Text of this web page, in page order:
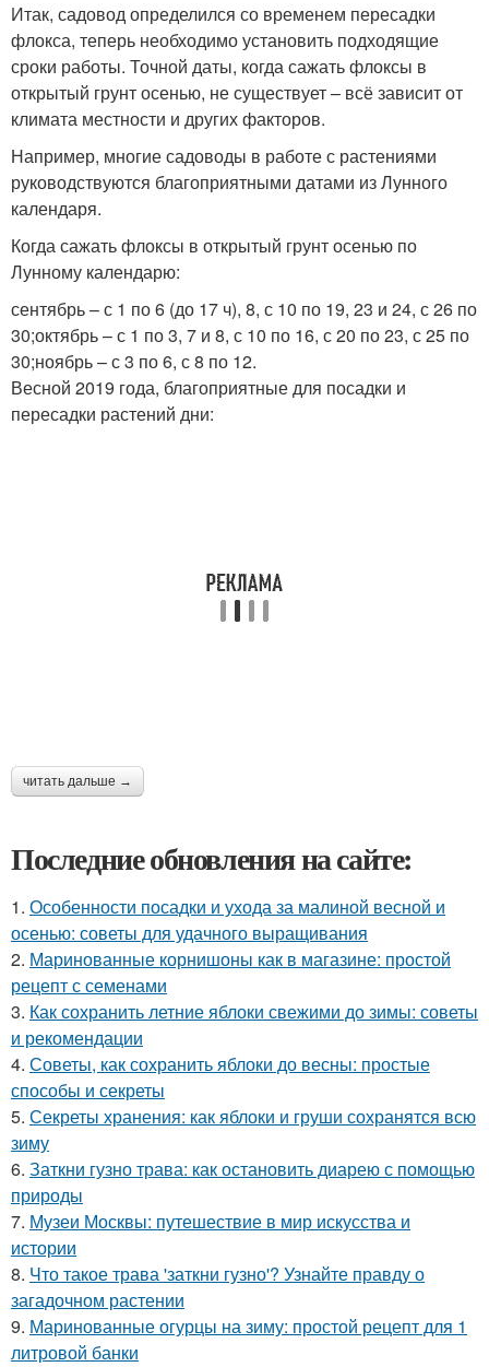
Итак, садовод определился со временем пересадки
флокса, теперь необходимо установить подходящие
сроки работы. Точной даты, когда сажать флоксы в
открытый грунт осенью, не существует – всё зависит от
климата местности и других факторов.
Например, многие садоводы в работе с растениями
руководствуются благоприятными датами из Лунного
календаря.
Когда сажать флоксы в открытый грунт осенью по
Лунному календарю:
сентябрь – с 1 по 6 (до 17 ч), 8, с 10 по 19, 23 и 24, с 26 по
30;октябрь – с 1 по 3, 7 и 8, с 10 по 16, с 20 по 23, с 25 по
30;ноябрь – с 3 по 6, с 8 по 12.
Весной 2019 года, благоприятные для посадки и
пересадки растений дни:
читать дальше →
Последние обновления на сайте:
1. Особенности посадки и ухода за малиной весной и
осенью: советы для удачного выращивания
2. Маринованные корнишоны как в магазине: простой
рецепт с семенами
3. Как сохранить летние яблоки свежими до зимы: советы
и рекомендации
4. Советы, как сохранить яблоки до весны: простые
способы и секреты
5. Секреты хранения: как яблоки и груши сохранятся всю
зиму
6. Заткни гузно трава: как остановить диарею с помощью
природы
7. Музеи Москвы: путешествие в мир искусства и
истории
8. Что такое трава 'заткни гузно'? Узнайте правду о
загадочном растении
9. Маринованные огурцы на зиму: простой рецепт для 1
литровой банки